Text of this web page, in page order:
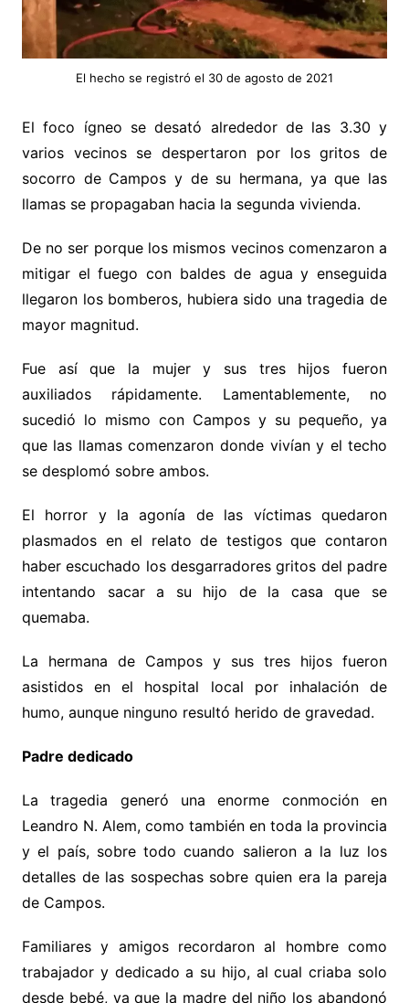
El hecho se registró el 30 de agosto de 2021
El foco ígneo se desató alrededor de las 3.30 y
varios vecinos se despertaron por los gritos de
socorro de Campos y de su hermana, ya que las
llamas se propagaban hacia la segunda vivienda.
De no ser porque los mismos vecinos comenzaron a
mitigar el fuego con baldes de agua y enseguida
llegaron los bomberos, hubiera sido una tragedia de
mayor magnitud.
Fue así que la mujer y sus tres hijos fueron
auxiliados rápidamente. Lamentablemente, no
sucedió lo mismo con Campos y su pequeño, ya
que las llamas comenzaron donde vivían y el techo
se desplomó sobre ambos.
El horror y la agonía de las víctimas quedaron
plasmados en el relato de testigos que contaron
haber escuchado los desgarradores gritos del padre
intentando sacar a su hijo de la casa que se
quemaba.
La hermana de Campos y sus tres hijos fueron
asistidos en el hospital local por inhalación de
humo, aunque ninguno resultó herido de gravedad.
Padre dedicado
La tragedia generó una enorme conmoción en
Leandro N. Alem, como también en toda la provincia
y el país, sobre todo cuando salieron a la luz los
detalles de las sospechas sobre quien era la pareja
de Campos.
Familiares y amigos recordaron al hombre como
trabajador y dedicado a su hijo, al cual criaba solo
desde bebé, ya que la madre del niño los abandonó